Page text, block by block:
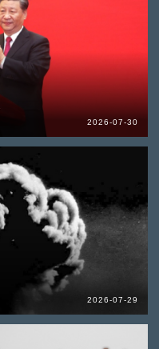
2026-07-30
2026-07-29